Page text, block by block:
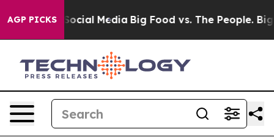
AGP PICKS
on Social Media Big Food vs. The People. Big